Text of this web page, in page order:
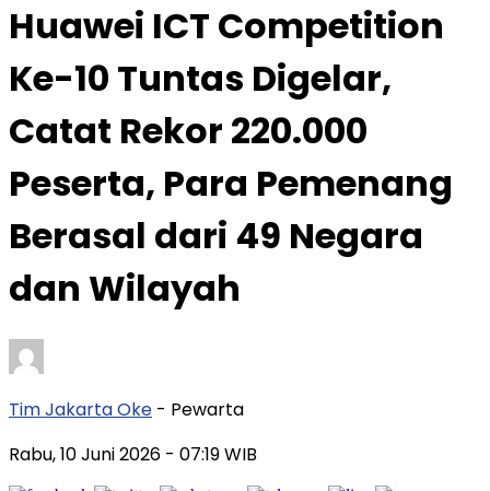
Huawei ICT Competition
Ke-10 Tuntas Digelar,
Catat Rekor 220.000
Peserta, Para Pemenang
Berasal dari 49 Negara
dan Wilayah
Tim Jakarta Oke - Pewarta
Rabu, 10 Juni 2026 - 07:19 WIB